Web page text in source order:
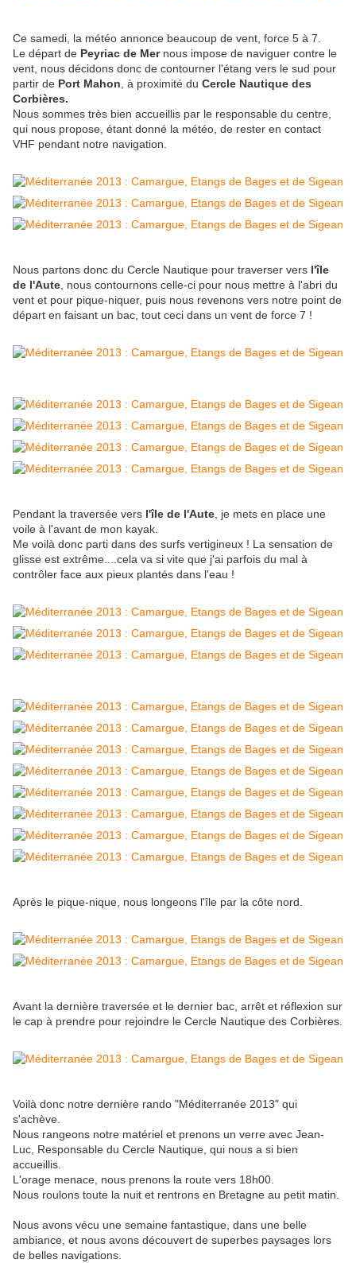
Ce samedi, la météo annonce beaucoup de vent, force 5 à 7.
Le départ de Peyriac de Mer nous impose de naviguer contre le
vent, nous décidons donc de contourner l'étang vers le sud pour
partir de Port Mahon , à proximité du Cercle Nautique des
Corbières.
Nous sommes très bien accueillis par le responsable du centre,
qui nous propose, étant donné la météo, de rester en contact
VHF pendant notre navigation.
Nous partons donc du Cercle Nautique pour traverser vers l'île
de l'Aute , nous contournons celle-ci pour nous mettre à l'abri du
vent et pour pique-niquer, puis nous revenons vers notre point de
départ en faisant un bac, tout ceci dans un vent de force 7 !
Pendant la traversée vers l'île de l'Aute , je mets en place une
voile à l'avant de mon kayak.
Me voilà donc parti dans des surfs vertigineux ! La sensation de
glisse est extrême....cela va si vite que j'ai parfois du mal à
contrôler face aux pieux plantés dans l'eau !
Après le pique-nique, nous longeons l'île par la côte nord.
Avant la dernière traversée et le dernier bac, arrêt et réflexion sur
le cap à prendre pour rejoindre le Cercle Nautique des Corbières.
Voilà donc notre dernière rando "Méditerranée 2013" qui
s'achève.
Nous rangeons notre matériel et prenons un verre avec Jean-
Luc, Responsable du Cercle Nautique, qui nous a si bien
accueillis.
L'orage menace, nous prenons la route vers 18h00.
Nous roulons toute la nuit et rentrons en Bretagne au petit matin.
Nous avons vécu une semaine fantastique, dans une belle
ambiance, et nous avons découvert de superbes paysages lors
de belles navigations.